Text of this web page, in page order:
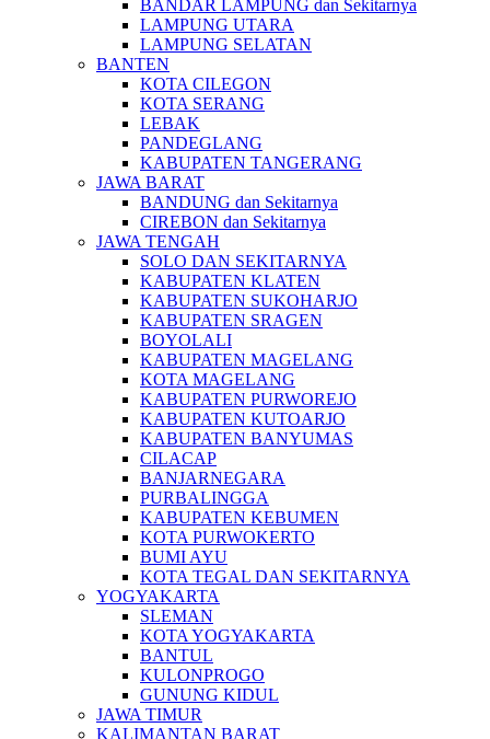
BANDAR LAMPUNG dan Sekitarnya
LAMPUNG UTARA
LAMPUNG SELATAN
BANTEN
KOTA CILEGON
KOTA SERANG
LEBAK
PANDEGLANG
KABUPATEN TANGERANG
JAWA BARAT
BANDUNG dan Sekitarnya
CIREBON dan Sekitarnya
JAWA TENGAH
SOLO DAN SEKITARNYA
KABUPATEN KLATEN
KABUPATEN SUKOHARJO
KABUPATEN SRAGEN
BOYOLALI
KABUPATEN MAGELANG
KOTA MAGELANG
KABUPATEN PURWOREJO
KABUPATEN KUTOARJO
KABUPATEN BANYUMAS
CILACAP
BANJARNEGARA
PURBALINGGA
KABUPATEN KEBUMEN
KOTA PURWOKERTO
BUMI AYU
KOTA TEGAL DAN SEKITARNYA
YOGYAKARTA
SLEMAN
KOTA YOGYAKARTA
BANTUL
KULONPROGO
GUNUNG KIDUL
JAWA TIMUR
KALIMANTAN BARAT